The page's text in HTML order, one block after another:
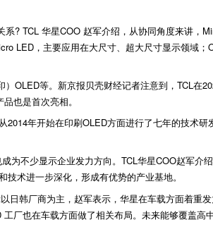
? TCL 华星COO 赵军介绍，从协同角度来讲，
LED，主要应用在大尺寸、超大尺寸显示领域
OLED等。新京报贝壳财经记者注意到，TCL在
也是首次亮相。
年开始在印刷OLED方面进行了七年的技术
为不少显示企业发力方向。TCL华星COO赵军介
术进一步深化，形成有优势的产业基地。
日韩厂商为主，赵军表示，华星在车载方面着重
厂也在车载方面做了相关布局。未来能够覆盖高